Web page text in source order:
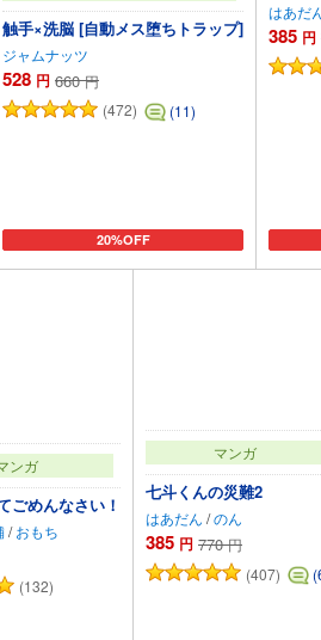
触手×洗脳 [自動メス堕ちトラップ]
ジャムナッツ
528 円 660 円
(472)
(11)
20%OFF
カートに追加
はあだ
385 円
ンガ
ごめんなさい！
/ おもち
(132)
マンガ
七斗くんの災難2
はあだん /のん
385 円 770 円
(407)